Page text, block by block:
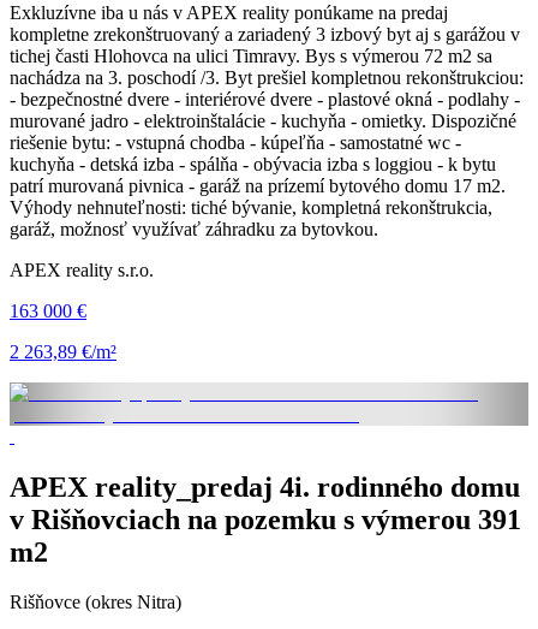
Exkluzívne iba u nás v APEX reality ponúkame na predaj
kompletne zrekonštruovaný a zariadený 3 izbový byt aj s garážou v
tichej časti Hlohovca na ulici Timravy. Bys s výmerou 72 m2 sa
nachádza na 3. poschodí /3. Byt prešiel kompletnou rekonštrukciou:
- bezpečnostné dvere - interiérové dvere - plastové okná - podlahy -
murované jadro - elektroinštalácie - kuchyňa - omietky. Dispozičné
riešenie bytu: - vstupná chodba - kúpeľňa - samostatné wc -
kuchyňa - detská izba - spálňa - obývacia izba s loggiou - k bytu
patrí murovaná pivnica - garáž na prízemí bytového domu 17 m2.
Výhody nehnuteľnosti: tiché bývanie, kompletná rekonštrukcia,
garáž, možnosť využívať záhradku za bytovkou.
APEX reality s.r.o.
163 000 €
2 263,89 €/m²
APEX reality_predaj 4i. rodinného domu
v Rišňovciach na pozemku s výmerou 391
m2
Rišňovce (okres Nitra)